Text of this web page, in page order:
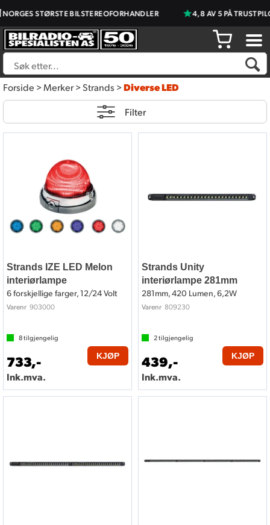
STØRSTE BILSTEREOFORHANDLER 4,8 AV 5 PÅ
Forside>Merker>Strands>Diverse LED
Filter
Strands IZE LED Melon
interiørlampe
6 forskjellige farger, 12/24 Volt
Varenr 903000
8tilgjengelig
733,-
Ink.mva.
KJØP
Strands Unity
interiørlampe 281mm
281mm, 420 Lumen, 6,2W
Varenr 809230
2tilgjengelig
439,-
Ink.mva.
KJØP